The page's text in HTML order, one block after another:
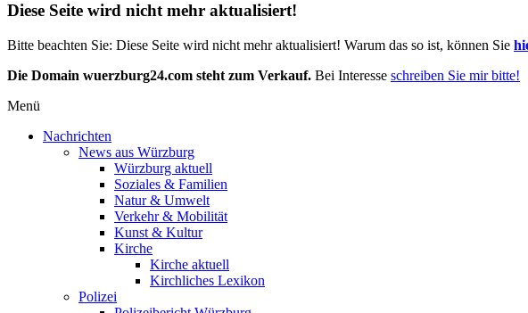
Diese Seite wird nicht mehr aktualisiert!
Bitte beachten Sie: Diese Seite wird nicht mehr aktualisiert! Warum das so ist, können Sie
Die Domain wuerzburg24.com steht zum Verkauf. Bei Interesse schreiben Sie mir bitte!
Menü
Nachrichten
News aus Würzburg
Würzburg aktuell
Soziales & Familien
Natur & Umwelt
Verkehr & Mobilität
Kunst & Kultur
Kirche
Kirche aktuell
Kirchliches Lexikon
Polizei